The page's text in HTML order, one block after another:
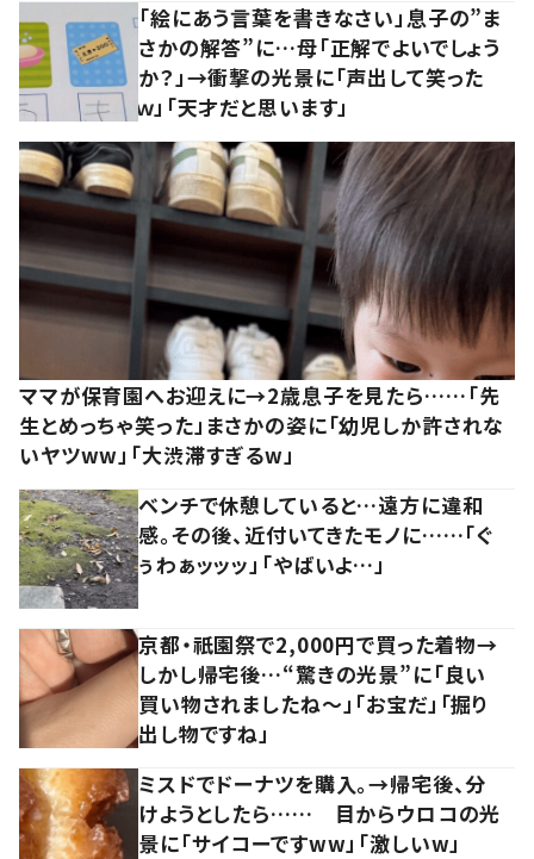
「絵にあう言葉を書きなさい」息子の”ま
さかの解答”に…母「正解でよいでしょう
か？」→衝撃の光景に「声出して笑った
ｗ」「天才だと思います」
ママが保育園へお迎えに→2歳息子を見たら……「先
生とめっちゃ笑った」まさかの姿に「幼児しか許されな
いヤツww」「大渋滞すぎるw」
ベンチで休憩していると…遠方に違和
感。その後、近付いてきたモノに……「ぐ
ぅわぁッッッ」「やばいよ…」
京都・祇園祭で2,000円で買った着物→
しかし帰宅後…“驚きの光景”に「良い
買い物されましたね～」「お宝だ」「掘り
出し物ですね」
ミスドでドーナツを購入。→帰宅後、分
けようとしたら…… 目からウロコの光
景に「サイコーですww」「激しいw」